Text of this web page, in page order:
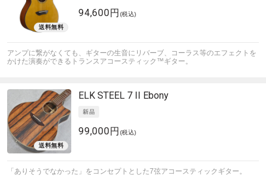
94,600円 (税込)
アンプに繋がなくても、ギターの生音にリバーブ、コーラス等のエフェクトを
かけた演奏ができるトランスアコースティック™ギター。
ELK STEEL 7 II Ebony
99,000円 (税込)
「ありそうでなかった」をコンセプトとした7弦アコースティックギター。